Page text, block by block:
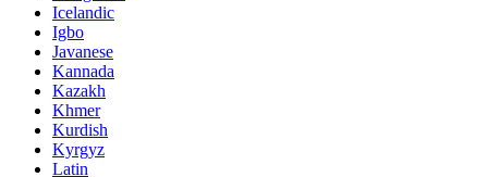
Icelandic
Igbo
Javanese
Kannada
Kazakh
Khmer
Kurdish
Kyrgyz
Latin